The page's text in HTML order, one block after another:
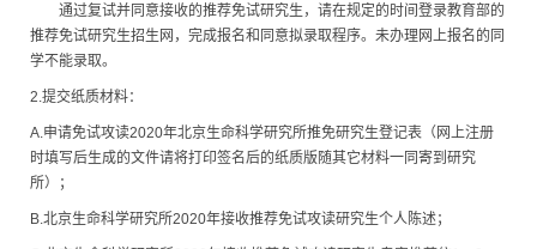
通过复试并同意接收的推荐免试研究生，请在规定的时间登录教育部的
推荐免试研究生招生网，完成报名和同意拟录取程序。未办理网上报名的同
学不能录取。
2.提交纸质材料：
A.申请免试攻读2020年北京生命科学研究所推免研究生登记表（网上注册
时填写后生成的文件请将打印签名后的纸质版随其它材料一同寄到研究
所）；
B.北京生命科学研究所2020年接收推荐免试攻读研究生个人陈述；